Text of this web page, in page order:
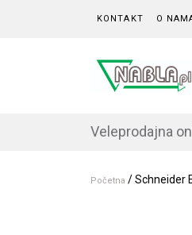
KONTAKT O
Veleprodajna
Početna / Schneider